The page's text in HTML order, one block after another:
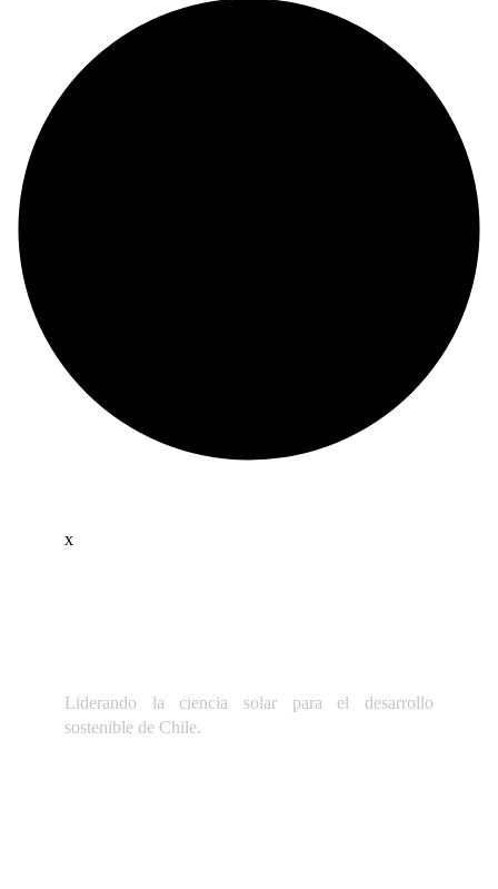
x
Liderando la ciencia solar para el desarrollo
sostenible de Chile.